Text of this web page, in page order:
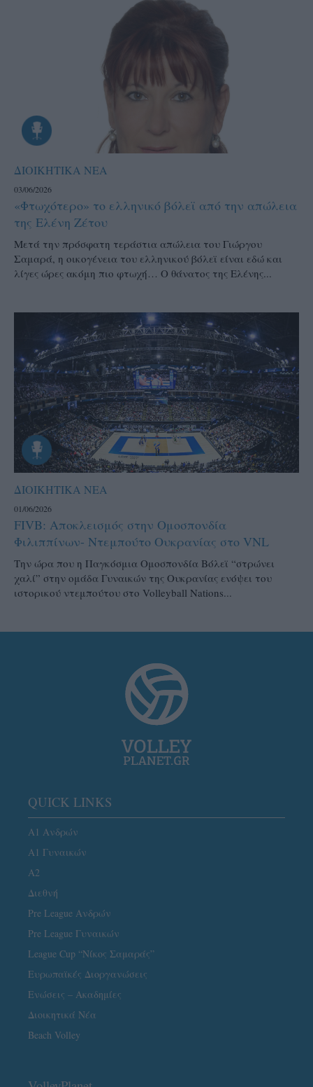
ΔΙΟΙΚΗΤΙΚΑ ΝΕΑ
03/06/2026
«Φτωχότερο» το ελληνικό βόλεϊ από την απώλεια
της Ελένη Ζέτου
Μετά την πρόσφατη τεράστια απώλεια του Γιώργου
Σαμαρά, η οικογένεια του ελληνικού βόλεϊ είναι εδώ και
λίγες ώρες ακόμη πιο φτωχή… Ο θάνατος της Ελένης...
ΔΙΟΙΚΗΤΙΚΑ ΝΕΑ
01/06/2026
FIVB: Αποκλεισμός στην Ομοσπονδία
Φιλιππίνων- Ντεμπούτο Ουκρανίας στο VNL
Την ώρα που η Παγκόσμια Ομοσπονδία Βόλεϊ “στρώνει
χαλί” στην ομάδα Γυναικών της Ουκρανίας ενόψει του
ιστορικού ντεμπούτου στο Volleyball Nations...
QUICK LINKS
Α1 Ανδρών
Α1 Γυναικών
A2
Διεθνή
Pre League Ανδρών
Pre League Γυναικών
League Cup “Νίκος Σαμαράς”
Ευρωπαϊκές Διοργανώσεις
Ενώσεις – Ακαδημίες
Διοικητικά Νέα
Beach Volley